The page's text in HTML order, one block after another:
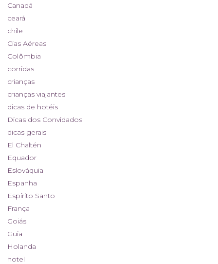
Canadá
ceará
chile
Cias Aéreas
Colômbia
corridas
crianças
crianças viajantes
dicas de hotéis
Dicas dos Convidados
dicas gerais
El Chaltén
Equador
Eslováquia
Espanha
Espírito Santo
França
Goiás
Guia
Holanda
hotel